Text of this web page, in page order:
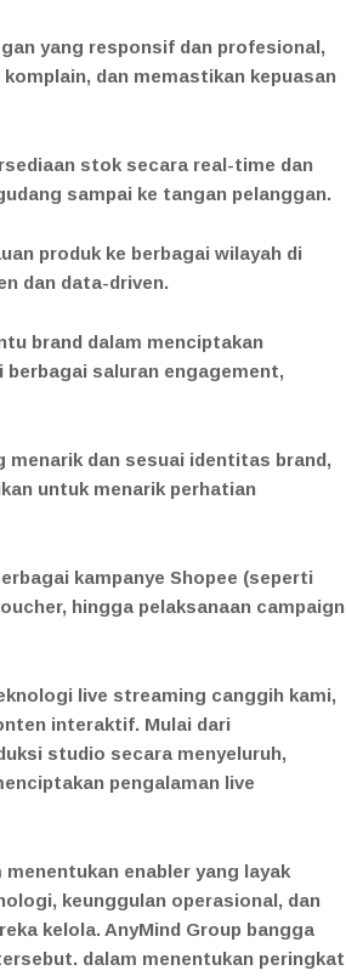
yang responsif dan profesional,
dan memastikan kepuasan
stok secara real-time dan
sampai ke tangan pelanggan.
produk ke berbagai wilayah di
dan data-driven.
brand dalam menciptakan
berbagai saluran engagement,
dan sesuai identitas brand,
untuk menarik perhatian
kampanye Shopee (seperti
hingga pelaksanaan campaign
live streaming canggih kami,
interaktif. Mulai dari
studio secara menyeluruh,
pengalaman live
enabler yang layak
keunggulan operasional, dan
kelola. AnyMind Group bangga
dalam menentukan peringkat